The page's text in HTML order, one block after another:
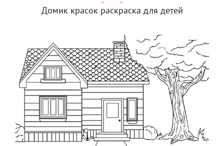
Домик красок раскраска для детей